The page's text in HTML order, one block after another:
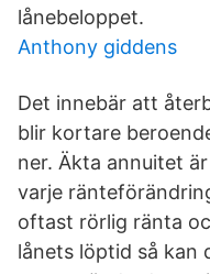
lånebeloppet.
Anthony giddens
Det innebär att
blir kortare
ner. Äkta annuitet
varje
oftast rörlig ränta
lånets löptid så kan